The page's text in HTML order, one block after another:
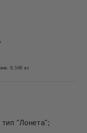
0.500 кг
"Лонета";